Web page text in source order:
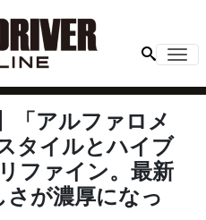
「アルファロメ
タイルとハイブ
ファイン。最新
が濃厚になっ